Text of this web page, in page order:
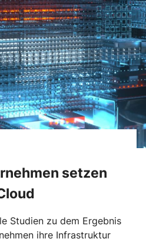
setzen
Studien zu dem Ergebnis
ihre Infrastruktur